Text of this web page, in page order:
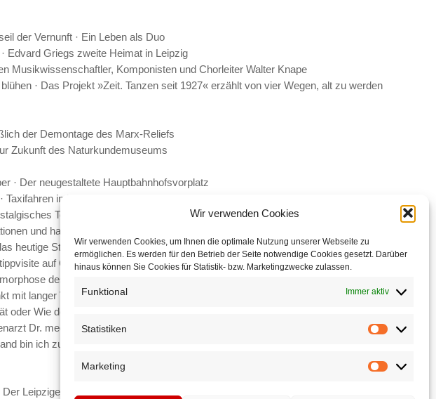
Wir verwenden Cookies
Wir verwenden Cookies, um Ihnen die optimale Nutzung unserer Webseite zu
ermöglichen. Es werden für den Betrieb der Seite notwendige Cookies gesetzt. Darüber
hinaus können Sie Cookies für Statistik- bzw. Marketingzwecke zulassen.
Funktional Immer aktiv
Statistiken
Statistiken
Marketing
Marketing
der Vernunft · Ein Leben als Duo
Edvard Griegs zweite Heimat in Leipzig
Musikwissenschaftler, Komponisten und Chorleiter Walter Knape
· Das Projekt »Zeit. Tanzen seit 1927« erzählt von vier Wegen, alt zu werden
der Demontage des Marx-Reliefs
Zukunft des Naturkundemuseums
· Der neugestaltete Hauptbahnhofsvorplatz
in Leipzig
Tourismusvergnügen quer durch Leipzig
und handybewehrte Nachtwächter · Thematische Stadtspaziergänge durch
heutige Stadtleben
auf Ostdeutschlands größtem Flohmarkt
des alten Messegeländes
mit langer Vorgeschichte
oder Wie der KunstRäume Leipzig e.V. ein Stück Wesen der Stadt offenbart
Dr. med. Marwan Nuwayhid
bin ich zu Hause · Der Leipziger Fotograf Mahmoud Dabdoub
Leipziger Universitätschor unter David Timm